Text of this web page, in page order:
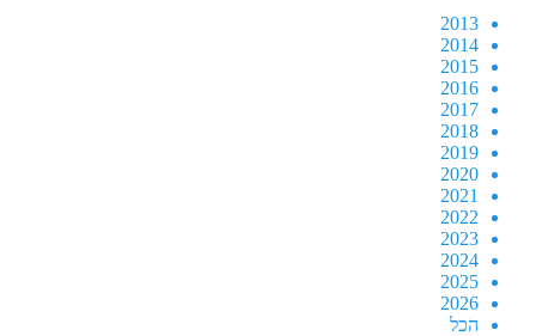
2013
2014
2015
2016
2017
2018
2019
2020
2021
2022
2023
2024
2025
2026
הכל